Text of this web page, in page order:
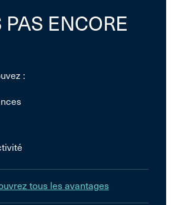
PAS ENCORE
:
tous les avantages